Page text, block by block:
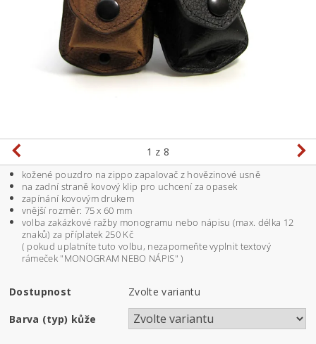
1 z 8
kožené pouzdro na zippo zapalovač z hovězinové usně
na zadní straně kovový klip pro uchcení za opasek
zapínání kovovým drukem
vnější rozměr: 75 x 60 mm
volba zakázkové ražby monogramu nebo nápisu (max. délka 12
znaků) za příplatek 250 Kč
( pokud uplatníte tuto volbu, nezapomeňte vyplnit textový
rámeček "MONOGRAM NEBO NÁPIS" )
Dostupnost Zvolte variantu
Barva (typ) kůže